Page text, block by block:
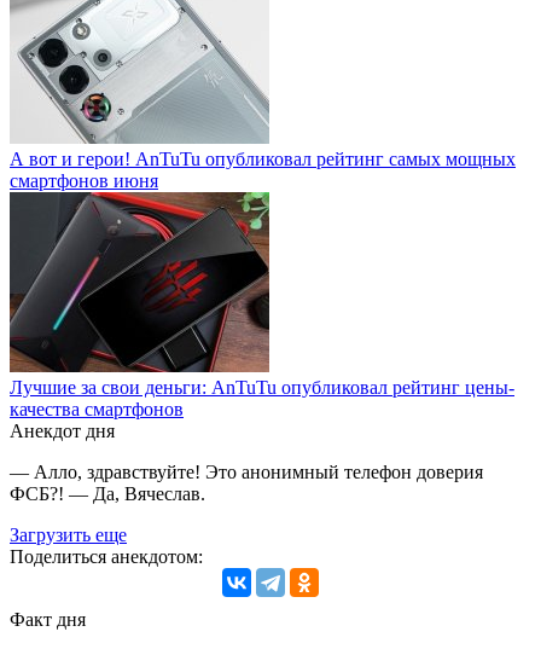
А вот и герои! AnTuTu опубликовал рейтинг самых мощных
смартфонов июня
Лучшие за свои деньги: AnTuTu опубликовал рейтинг цены-
качества смартфонов
Анекдот дня
— Алло, здравствуйте! Это анонимный телефон доверия
ФСБ?! — Да, Вячеслав.
Загрузить еще
Поделиться анекдотом:
Факт дня